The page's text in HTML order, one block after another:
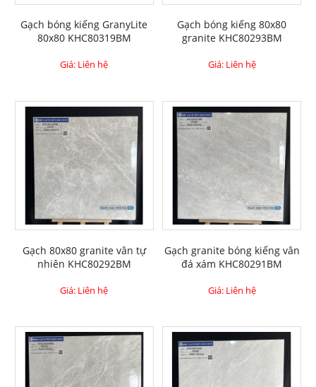
Gạch bóng kiếng GranyLite
80x80 KHC80319BM
Giá: Liên hệ
Gạch bóng kiếng 80x80
granite KHC80293BM
Giá: Liên hệ
Gạch 80x80 granite vân tự
nhiên KHC80292BM
Giá: Liên hệ
Gạch granite bóng kiếng vân
đá xám KHC80291BM
Giá: Liên hệ